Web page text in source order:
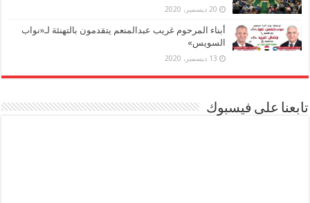
20 ديسمبر، 2020
أبناء المرحوم غريب عبدالمنعم يتقدمون بالتهنئة لـ«نواب
السويس»
13 ديسمبر، 2020
تابعنا على فيسبوك